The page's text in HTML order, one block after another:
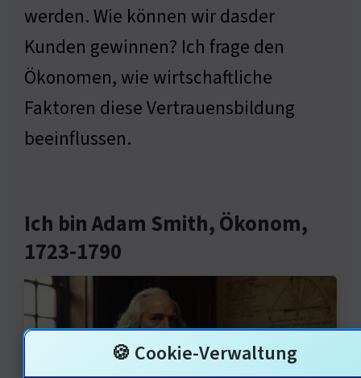
werden. Wie können wir dasder
Kunden gewinnen? Ich frage den
Ökonomen, wie wirtschaftliche
Faktoren diese Vertrauensbildung
beeinflussen.
Ich bin Adam Smith, Ökonom,
1723-1790
🍪 Cookie-Verwaltung